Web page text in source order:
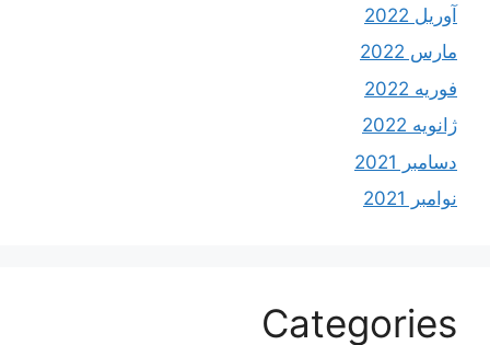
آوریل 2022
مارس 2022
فوریه 2022
ژانویه 2022
دسامبر 2021
نوامبر 2021
Categories